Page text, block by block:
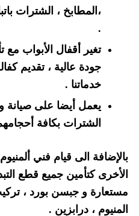
،المطابخ ، الشترات
.
تغير أقفال الأبواب
جودة عالية ، تقديم
خدماتنا .
يعمل أيضا على صيانة
الشترات بكافة
بالإضافة الى قيام فني
الأخرى كتأمين جميع قطع
مستعارة و جبسن بورد ،
المنيوم ، درابزين .